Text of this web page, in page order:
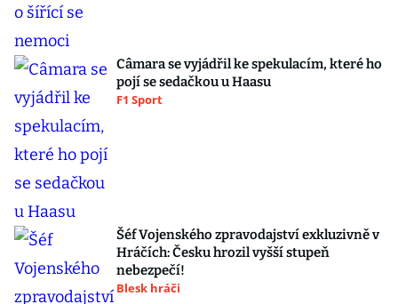
Câmara se vyjádřil ke spekulacím, které ho
pojí se sedačkou u Haasu
F1 Sport
Šéf Vojenského zpravodajství exkluzivně v
Hráčích: Česku hrozil vyšší stupeň
nebezpečí!
Blesk hráči